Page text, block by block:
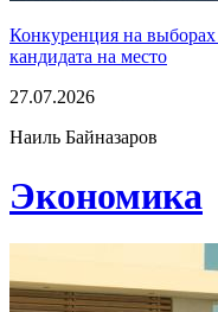
Конкуренция на
кандидата на место
27.07.2026
Наиль Байназаров
Экономика